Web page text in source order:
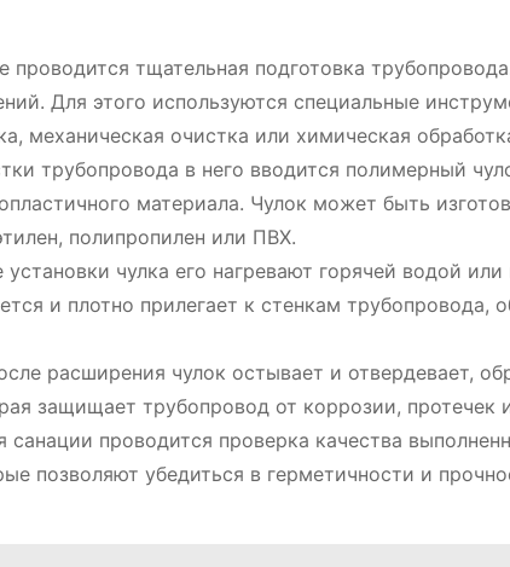
проводится тщательная подготовка
Для этого используются специальные
механическая очистка или химическая
трубопровода в него вводится полимерный
материала. Чулок может быть
полипропилен или ПВХ.
установки чулка его нагревают горячей водой
и плотно прилегает к стенкам трубопровода,
расширения чулок остывает и отвердевает,
защищает трубопровод от коррозии, протечек
санации проводится проверка качества
позволяют убедиться в герметичности и